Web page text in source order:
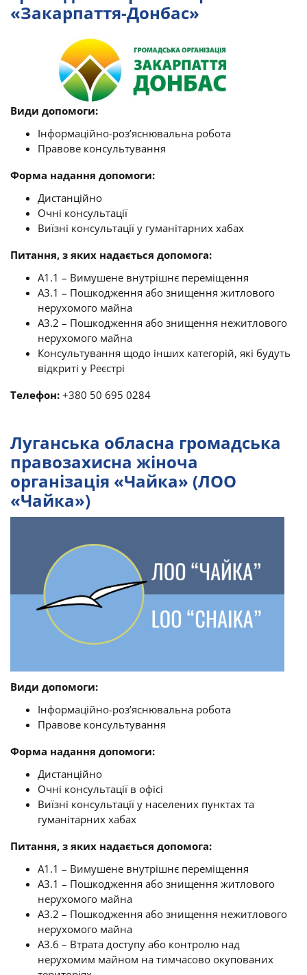
«Закарпаття-Донбас»
Види допомоги:
Інформаційно-роз’яснювальна робота
Правове консультування
Форма надання допомоги:
Дистанційно
Очні консультації
Виїзні консультації у гуманітарних хабах
Питання, з яких надається допомога:
A1.1 – Вимушене внутрішнє переміщення
A3.1 – Пошкодження або знищення житлового
нерухомого майна
A3.2 – Пошкодження або знищення нежитлового
нерухомого майна
Консультування щодо інших категорій, які будуть
відкриті у Реєстрі
Телефон: +380 50 695 0284
Луганська обласна громадська
правозахисна жіноча
організація «Чайка» (ЛОО
«Чайка»)
Види допомоги:
Інформаційно-роз’яснювальна робота
Правове консультування
Форма надання допомоги:
Дистанційно
Очні консультації в офісі
Виїзні консультації у населених пунктах та
гуманітарних хабах
Питання, з яких надається допомога:
A1.1 – Вимушене внутрішнє переміщення
A3.1 – Пошкодження або знищення житлового
нерухомого майна
A3.2 – Пошкодження або знищення нежитлового
нерухомого майна
A3.6 – Втрата доступу або контролю над
нерухомим майном на тимчасово окупованих